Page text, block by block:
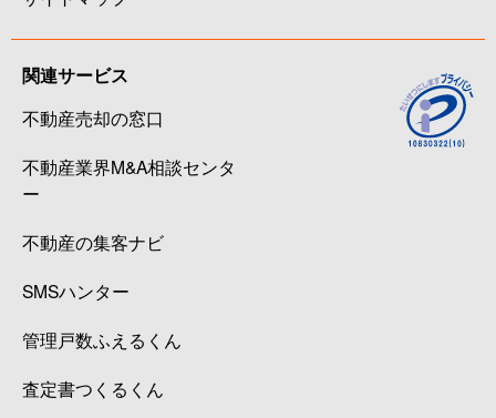
関連サービス
不動産売却の窓口
不動産業界M&A相談センタ
ー
不動産の集客ナビ
SMSハンター
管理戸数ふえるくん
査定書つくるくん